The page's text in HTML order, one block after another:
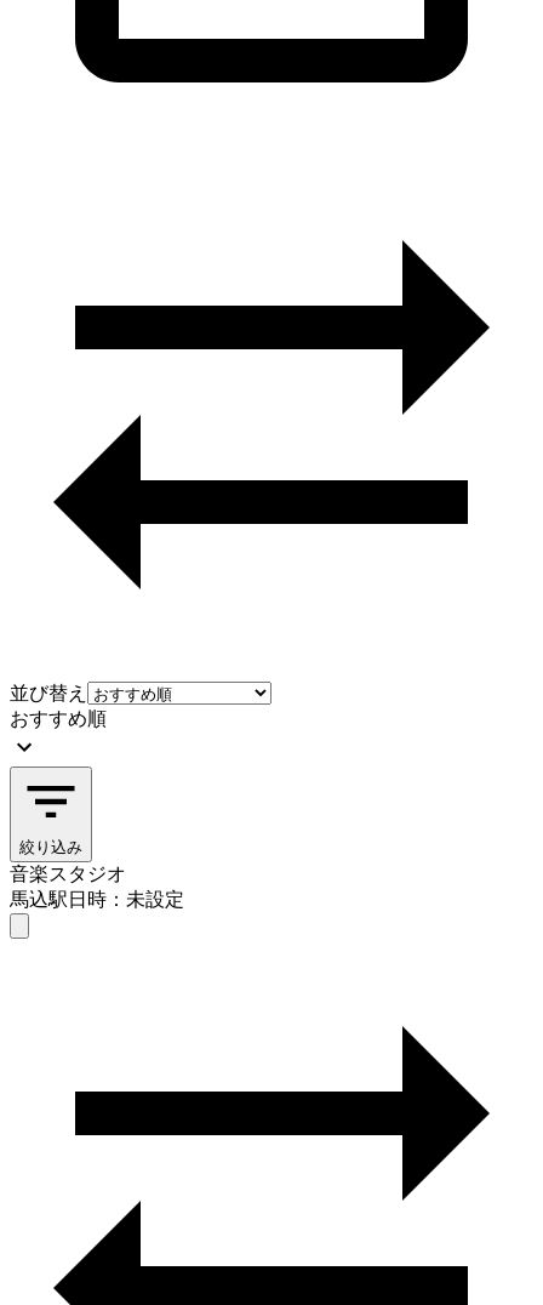
並び替え
おすすめ順
絞り込み
音楽スタジオ
馬込駅日時：未設定